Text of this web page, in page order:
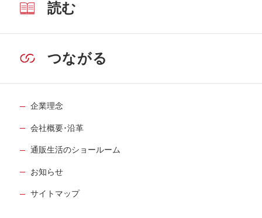
読む
つながる
企業理念
会社概要･沿革
通販生活のショールーム
お知らせ
サイトマップ